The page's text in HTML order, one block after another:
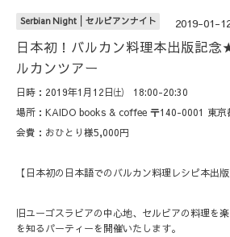
Serbian Night│セルビアンナイト 2019-01-
日本初！バルカン料理本出版記
ルカンツアー
日時：2019年1月12日㈯ 18:00-20:30
場所：KAIDO books & coffee 〒140-0001 東
会費：おひとり様5,000円
【日本初の日本語でのバルカン料理レシピ本出版
旧ユーゴスラビアの中心地、セルビアの料理を
を知るパーティーを開催いたします。